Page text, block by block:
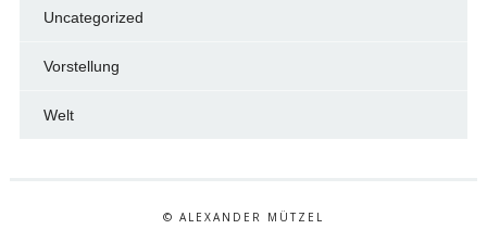
Uncategorized
Vorstellung
Welt
© ALEXANDER MÜTZEL